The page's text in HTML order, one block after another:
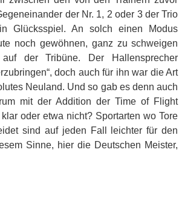
der Nr. 1, 2 oder 3 der Trio
Glücksspiel. An solch einen Modus
noch gewöhnen, ganz zu schweigen
der Tribüne. Der Hallensprecher
doch auch für ihn war die Art
Neuland. Und so gab es denn auch
mit der Addition der Time of Flight
oder etwa nicht? Sportarten wo Tore
sind auf jeden Fall leichter für den
Sinne, hier die Deutschen Meister,